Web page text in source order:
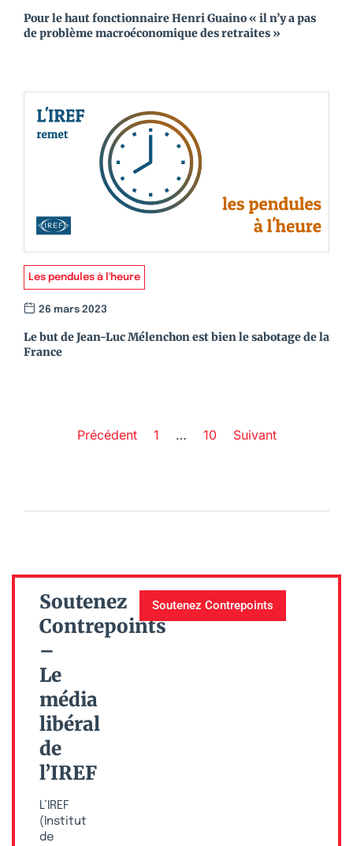
Pour le haut fonctionnaire Henri Guaino « il n’y a pas
de problème macroéconomique des retraites »
Les pendules à l'heure
26 mars 2023
Le but de Jean-Luc Mélenchon est bien le sabotage de la
France
Précédent 1 … 10 Suivant
Soutenez
Contrepoints
–
Le
média
libéral
de
l’IREF
L’IREF
(Institut
de
Soutenez Contrepoints